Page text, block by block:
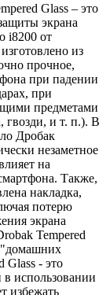
Glass – это
экрана
i8200 от
из
прочное,
при падении
при
предметами
гвозди, и т. п.). В
Дробак
незаметное
на
Также,
накладка,
потерю
экрана
Tempered
"домашних
Glass - это
использовании
избежать